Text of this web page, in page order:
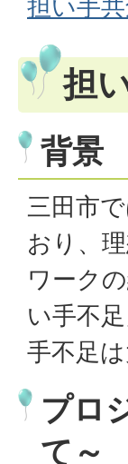
担い手
担
背景
三田市
おり、
ワーク
い手不
手不足
プロ
て～